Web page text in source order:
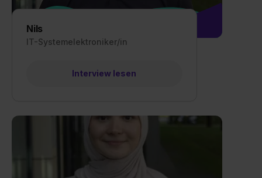
Nils
IT-Systemelektroniker/in
Interview lesen